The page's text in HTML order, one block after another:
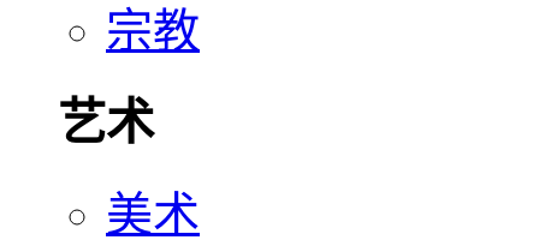
宗教
艺术
美术